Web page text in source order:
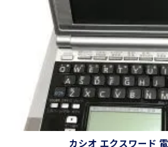
カシオ エクスワード